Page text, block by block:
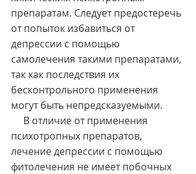
препаратам. Следует предостеречь
от попыток избавиться от
депрессии с помощью
самолечения такими препаратами,
так как последствия их
бесконтрольного применения
могут быть непредсказуемыми.
психотропных препаратов,
лечение депрессии с помощью
фитолечения не имеет побочных